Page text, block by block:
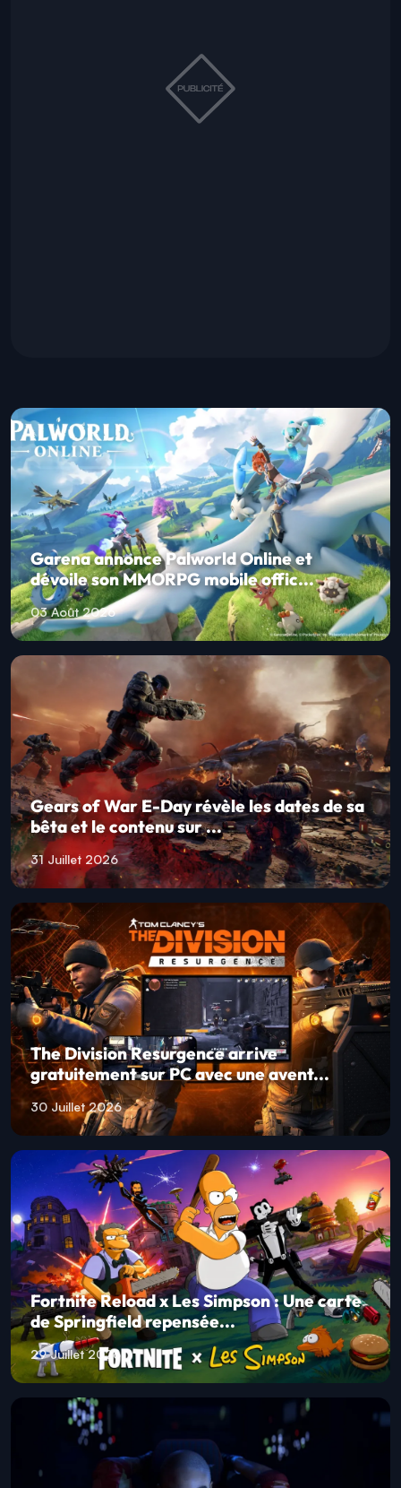
Garena annonce Palworld Online et
dévoile son MMORPG mobile offic...
03 Août 2026
Gears of War E-Day révèle les dates de sa
bêta et le contenu sur ...
31 Juillet 2026
The Division Resurgence arrive
gratuitement sur PC avec une avent...
30 Juillet 2026
Fortnite Reload x Les Simpson : Une carte
de Springfield repensée...
29 Juillet 2026